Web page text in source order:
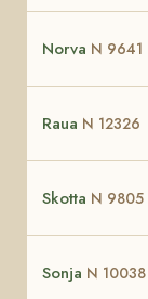
Norva N 9641
Raua N 12326
Skotta N 9805
Sonja N 10038